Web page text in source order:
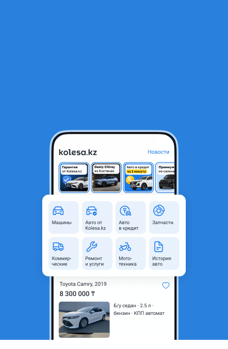
ВАЗ (Lada) 21099 2003 года
Объявление находится в архиве и может быть
Тараз, Жамбылская область
Поколение
1990 - 2011 1 поколение
Объем двигателя, л
1.5 (бензин)
Коробка передач
Привод
Передний привод